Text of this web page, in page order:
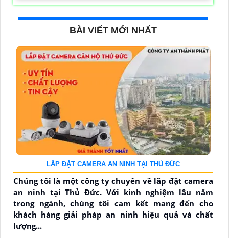
BÀI VIẾT MỚI NHẤT
LẮP ĐẶT CAMERA AN NINH TẠI THỦ ĐỨC
Chúng tôi là một công ty chuyên về lắp đặt camera
an ninh tại Thủ Đức. Với kinh nghiệm lâu năm
trong ngành, chúng tôi cam kết mang đến cho
khách hàng giải pháp an ninh hiệu quả và chất
lượng...